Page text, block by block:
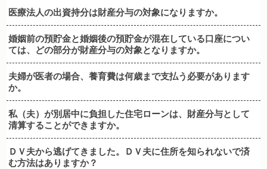
医療法人の出資持分は財産分与の対象になりますか。
婚姻前の預貯金と婚姻後の預貯金が混在している口座につい
ては、どの部分が財産分与の対象となりますか。
夫婦が医者の場合、養育費は何歳まで支払う必要があります
か。
私（夫）が別居中に負担した住宅ローンは、財産分与として
清算することができますか。
ＤＶ夫から逃げてきました。ＤＶ夫に住所を知られないで済
む方法はありますか？